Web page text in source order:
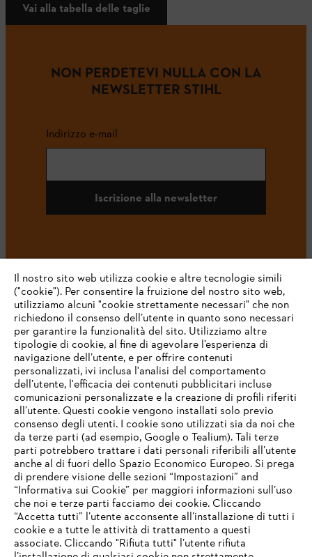
Vai alla tabella delle taglie
NON PERDETEVI NULLA CON LA
NEWSLETTER STIHL
Indirizzo e-mail
Iscrizione alla newsletter
#STIHL
L’azienda
STIHL FAQ
Service
IHR BROWSER WIRD NICHT
UNTERSTÜTZT
Il nostro sito web utilizza cookie e altre tecnologie simili
("cookie"). Per consentire la fruizione del nostro sito web,
utilizziamo alcuni "cookie strettamente necessari" che non
richiedono il consenso dell’utente in quanto sono necessari
per garantire la funzionalità del sito. Utilizziamo altre
tipologie di cookie, al fine di agevolare l’esperienza di
navigazione dell’utente, e per offrire contenuti
personalizzati, ivi inclusa l'analisi del comportamento
dell’utente, l'efficacia dei contenuti pubblicitari incluse
comunicazioni personalizzate e la creazione di profili riferiti
all’utente. Questi cookie vengono installati solo previo
consenso degli utenti. I cookie sono utilizzati sia da noi che
da terze parti (ad esempio, Google o Tealium). Tali terze
parti potrebbero trattare i dati personali riferibili all’utente
anche al di fuori dello Spazio Economico Europeo. Si prega
di prendere visione delle sezioni “Impostazioni” and
“Informativa sui Cookie” per maggiori informazioni sull’uso
che noi e terze parti facciamo dei cookie. Cliccando
“Accetta tutti” l’utente acconsente all’installazione di tutti i
cookie e a tutte le attività di trattamento a questi
associate. Cliccando "Rifiuta tutti" l’utente rifiuta